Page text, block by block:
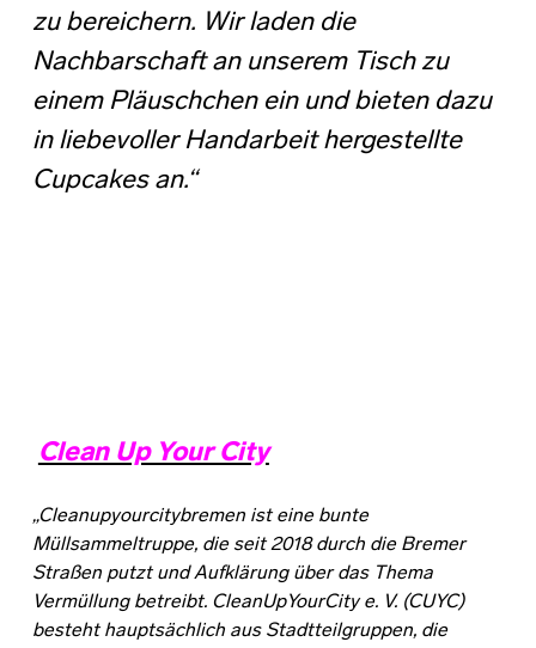
zu bereichern. Wir laden die
Nachbarschaft an unserem Tisch zu
einem Pläuschchen ein und bieten dazu
in liebevoller Handarbeit hergestellte
Cupcakes an.“
Clean Up Your City
„Cleanupyourcitybremenist eine bunte
Müllsammeltruppe, die seit 2018 durch die Bremer
Straßen putzt und Aufklärung über das Thema
Vermüllung betreibt. CleanUpYourCity e. V. (CUYC)
besteht hauptsächlich aus Stadtteilgruppen, die